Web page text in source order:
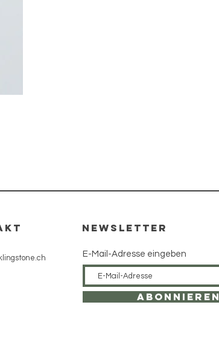
NEWSLETTER
E-Mail-Adresse eingeben
Abonnieren